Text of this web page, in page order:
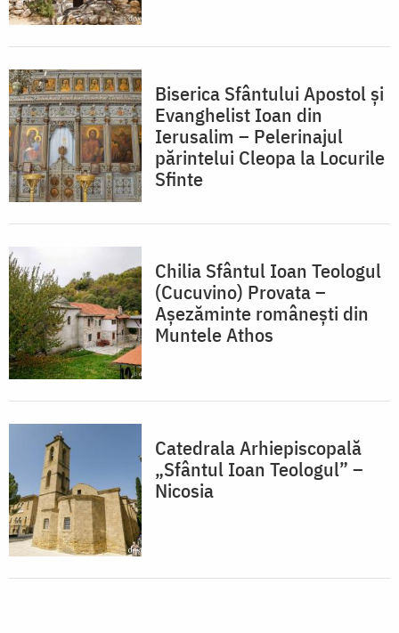
Biserica Sfântului Apostol și
Evanghelist Ioan din
Ierusalim – Pelerinajul
părintelui Cleopa la Locurile
Sfinte
Chilia Sfântul Ioan Teologul
(Cucuvino) Provata –
Așezăminte românești din
Muntele Athos
Catedrala Arhiepiscopală
„Sfântul Ioan Teologul” –
Nicosia